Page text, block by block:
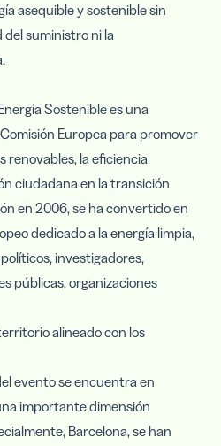
asequible y sostenible sin
suministro ni la
Sostenible es una
Europea para promover
renovables, la eficiencia
ciudadana en la transición
en 2006, se ha convertido en
dedicado a la energía limpia,
investigadores,
públicas, organizaciones
alineado con los
evento se encuentra en
importante dimensión
Barcelona, se han